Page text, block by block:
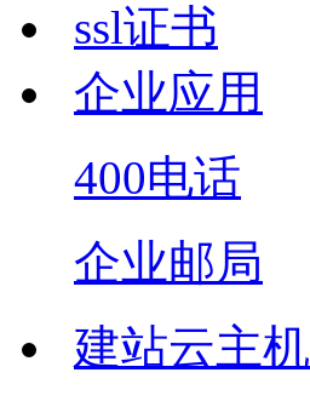
ssl证书
企业应用
400电话
企业邮局
建站云主机